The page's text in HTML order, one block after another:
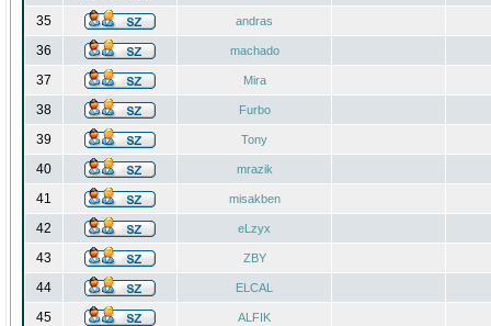
35 andras
36 machado
37 Mira
38 Furbo
39 Tony
40 mrazik
41 misakben
42 eLzyx
43 ZBY
44 ELCAL
45 ALFIK